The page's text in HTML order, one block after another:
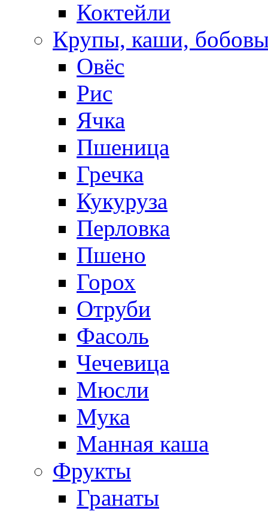
Коктейли
Крупы, каши,
Овёс
Рис
Ячка
Пшеница
Гречка
Кукуруза
Перловка
Пшено
Горох
Отруби
Фасоль
Чечевица
Мюсли
Мука
Манная каша
Фрукты
Гранаты